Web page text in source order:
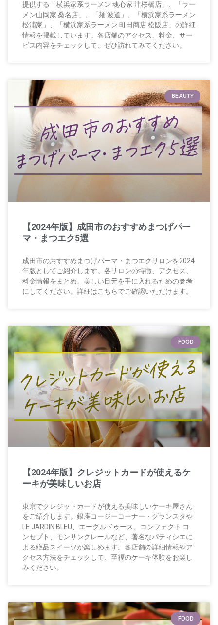
提供する「横浜家系ラーメン 魂心家 津桜橋店」、「ラー
メン山岡家 桑名店」、「麺 波道」、「横浜家系ラーメン
松浦家」、「横浜家系ラーメン 町田商店 松阪店」の詳細
情報を掲載しています。各店舗のアクセス、料金、サー
ビス内容をチェックして、ぜひ訪れてみてください。
BEAUTY
【2024年版】成田市のおすすめまつげパー
マ・まつエク5選
成田市のおすすめまつげパーマ・まつエクサロンを2024
年版としてご紹介します。各サロンの特徴、アクセス、
料金情報をまとめ、美しい目元を手に入れるための参考
にしてください。詳細はこちらでご確認いただけます。
FOOD
【2024年版】クレジットカードが使えるケ
ーキが美味しいお店
東京でクレジットカードが使える美味しいケーキ屋さん
をご紹介します。銀座コージーコーナー・グランスタや
LE JARDIN BLEU、エーグルドゥース、コンフェクト コ
ンセプト、モンサンクレールなど、著名なパティシエに
よる絶品スイーツが楽しめます。各店舗の詳細情報やア
クセス方法をチェックして、至福のケーキ体験をお楽し
みください。
FOOD